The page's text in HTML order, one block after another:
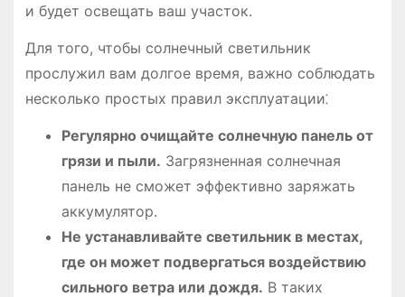
и будет освещать ваш участок.
Для того, чтобы солнечный светильник
прослужил вам долгое время, важно соблюдать
несколько простых правил эксплуатации⁚
Регулярно очищайте солнечную панель от
грязи и пыли. Загрязненная солнечная
панель не сможет эффективно заряжать
аккумулятор.
Не устанавливайте светильник в местах,
где он может подвергаться воздействию
сильного ветра или дождя. В таких